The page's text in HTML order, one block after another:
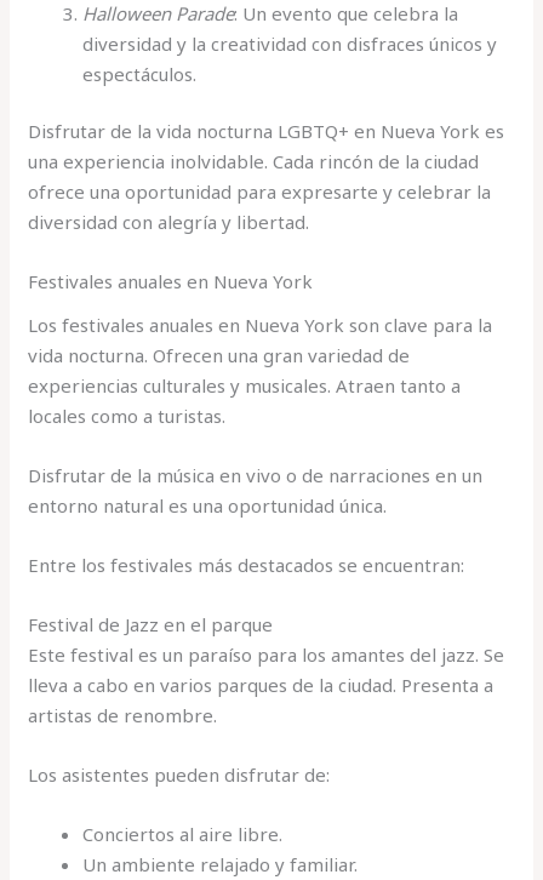
Halloween Parade: Un evento que celebra la
diversidad y la creatividad con disfraces únicos y
espectáculos.
Disfrutar de la vida nocturna LGBTQ+ en Nueva York es
una experiencia inolvidable. Cada rincón de la ciudad
ofrece una oportunidad para expresarte y celebrar la
diversidad con alegría y libertad.
Festivales anuales en Nueva York
Los festivales anuales en Nueva York son clave para la
vida nocturna. Ofrecen una gran variedad de
experiencias culturales y musicales. Atraen tanto a
locales como a turistas.
Disfrutar de la música en vivo o de narraciones en un
entorno natural es una oportunidad única.
Entre los festivales más destacados se encuentran:
Festival de Jazz en el parque
Este festival es un paraíso para los amantes del jazz. Se
lleva a cabo en varios parques de la ciudad. Presenta a
artistas de renombre.
Los asistentes pueden disfrutar de:
Conciertos al aire libre.
Un ambiente relajado y familiar.